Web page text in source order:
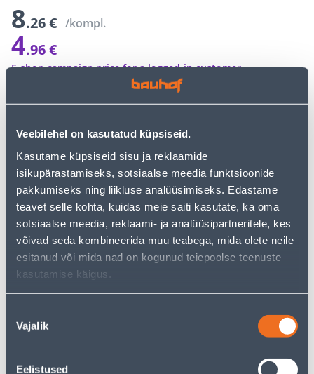
Veebilehel on kasutatud küpsiseid.
Kasutame küpsiseid sisu ja reklaamide
isikupärastamiseks, sotsiaalse meedia funktsioonide
pakkumiseks ning liikluse analüüsimiseks. Edastame
teavet selle kohta, kuidas meie saiti kasutate, ka oma
sotsiaalse meedia, reklaami- ja analüüsipartneritele, kes
võivad seda kombineerida muu teabega, mida olete neile
esitanud või mida nad on kogunud teiepoolse teenuste
kasutamise käigus.
valik
Vajalik
Eelistused
8.26 € /kompl.
4.96 €
The special prices of the online store may differ from the prices of
the regular store
E-shop campaign price for a logged-in customer
− + ADD TO CART
See availability
Courier service to home from 3,69 € from 2-5 tööpäeva